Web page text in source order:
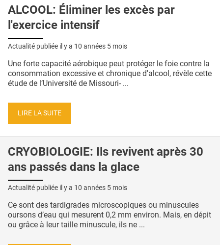
CRÉDITS
ALCOOL: Éliminer les excès par
l'exercice intensif
Actualité publiée il y a 10 années 5 mois
Une forte capacité aérobique peut protéger le foie contre la
consommation excessive et chronique d'alcool, révèle cette
étude de l’Université de Missouri- ...
LIRE LA SUITE
CRYOBIOLOGIE: Ils revivent après 30
ans passés dans la glace
Actualité publiée il y a 10 années 5 mois
Ce sont des tardigrades microscopiques ou minuscules
oursons d’eau qui mesurent 0,2 mm environ. Mais, en dépit
ou grâce à leur taille minuscule, ils ne ...